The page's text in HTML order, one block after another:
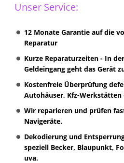
Unser Service:
12 Monate Garantie auf die
Reparatur
Kurze Reparaturzeiten - In
Geldeingang geht das Gerät
Kostenfreie Überprüfung
Autohäuser, Kfz-Werkstätten
Wir reparieren und prüfen
Navigeräte.
Dekodierung und
speziell Becker, Blaupunkt,
uva.